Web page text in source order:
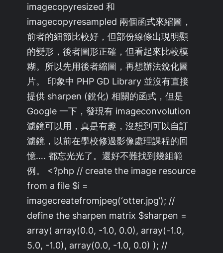
imagecopyresized 和
imagecopyresampled 兩個函式來縮圖，
前者的細節比較好，但部份線條出現明顯
的變形，後者圖形正確，但看起來比較模
糊。所以先用後者縮圖，再想辦法銳化圖
片。 印象中 PHP GD Library 並沒有直接
提供 sharpen (銳化) 相關的函式，但是
Google 一下，發現有 imageconvolution
濾鏡可以用，真是有趣，沒想到可以自訂
濾鏡，以前在學校修過影像處理課程的回
憶…. 都忘光光了。還好不難找到幾組範
例。 <?php // create the image resource
from a file $i =
imagecreatefromjpeg(‘otter.jpg’); //
define the sharpen matrix $sharpen =
array( array(0.0, -1.0, 0.0), array(-1.0,
5.0, -1.0), array(0.0, -1.0, 0.0) ); //